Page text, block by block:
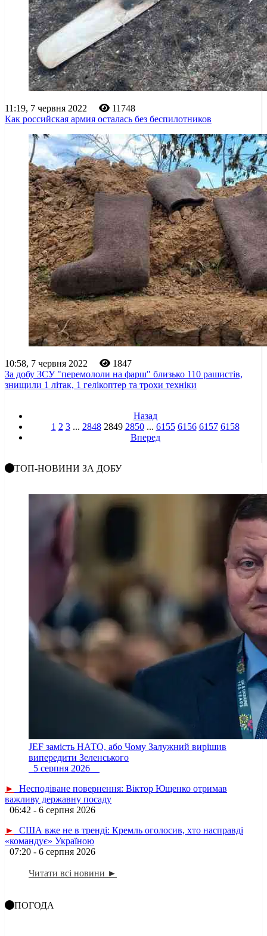
11:19, 7 червня 2022
11748
Как российская армия осталась без беспилотников
10:58, 7 червня 2022
1847
За добу ЗСУ "перемололи на фарш" близько 110 рашистів,
знищили 1 літак, 1 гелікоптер та трохи техніки
Назад
1 2 3 ... 2848 2849 2850 ... 6155 6156 6157 6158
Вперед
ТОП-НОВИНИ ЗА ДОБУ
JEF замість НАТО, або Чому Залужний вирішив
випередити Зеленського
5 серпня 2026
►
Несподіване повернення: Віктор Ющенко отримав
важливу державну посаду
06:42 - 6 серпня 2026
►
США вже не в тренді: Кремль оголосив, хто насправді
«командує» Україною
07:20 - 6 серпня 2026
Читати всі новини ►
ПОГОДА